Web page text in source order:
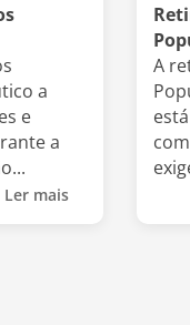
a
e
a
Ler mais
A